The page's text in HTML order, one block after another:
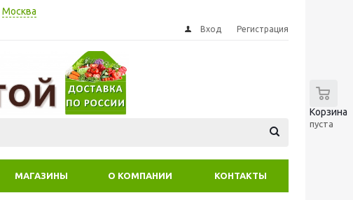
Москва
Вход Регистрация
Корзина
пуста
МАГАЗИНЫ О КОМПАНИИ КОНТАКТЫ